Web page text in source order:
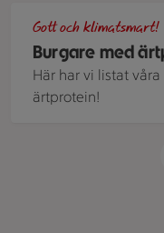
Burgare med
Gott och klimatsmart!
Här har vi listat
ärtprotein!